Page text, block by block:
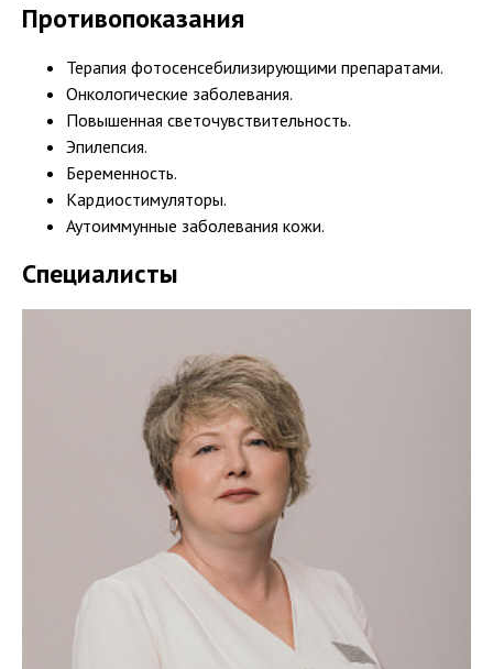
Противопоказания
Терапия фотосенсебилизирующими препаратами.
Онкологические заболевания.
Повышенная светочувствительность.
Эпилепсия.
Беременность.
Кардиостимуляторы.
Аутоиммунные заболевания кожи.
Специалисты